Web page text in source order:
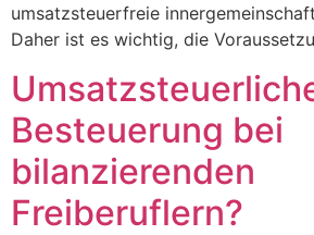
umsatzsteuerfreie
Daher ist es wichtig, die
Besteuerung bei
bilanzierenden
Freiberuflern?